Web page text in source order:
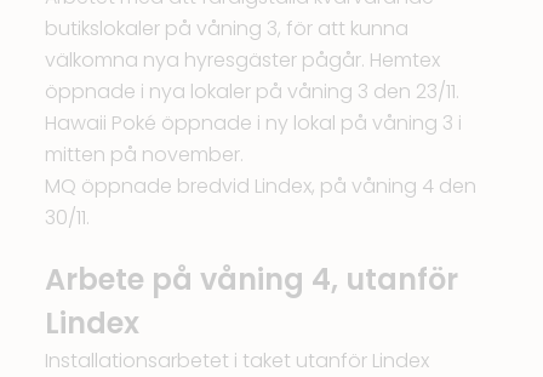
butikslokaler på våning 3, för att kunna
välkomna nya hyresgäster pågår. Hemtex
öppnade i nya lokaler på våning 3 den 23/11.
Hawaii Poké öppnade i ny lokal på våning 3 i
mitten på november.
MQ öppnade bredvid Lindex, på våning 4 den
30/11.
Arbete på våning 4, utanför
Lindex
Installationsarbetet i taket utanför Lindex